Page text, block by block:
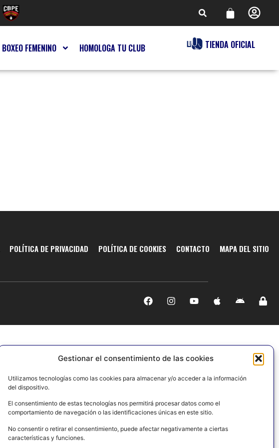
Gestionar el consentimiento de las cookies
Utilizamos tecnologías como las cookies para almacenar y/o acceder a la información
del dispositivo.
El consentimiento de estas tecnologías nos permitirá procesar datos como el
comportamiento de navegación o las identificaciones únicas en este sitio.
No consentir o retirar el consentimiento, puede afectar negativamente a ciertas
características y funciones.
BOXEO FEMENINO HOMOLOGA TU CLUB TIENDA OFICIAL
POLÍTICA DE PRIVACIDAD POLÍTICA DE COOKIES CONTACTO MAPA DEL SITIO